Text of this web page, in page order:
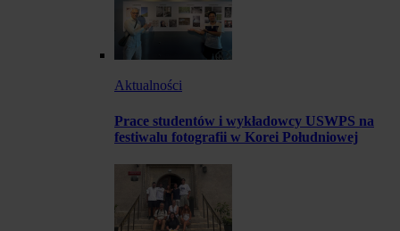
Aktualności
Prace studentów i wykładowcy USWPS na
festiwalu fotografii w Korei Południowej